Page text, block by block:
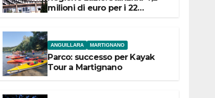
milioni di euro per i 22
ANGUILLARA MARTIGNANO
Parco: successo per Kayak
Tour a Martignano